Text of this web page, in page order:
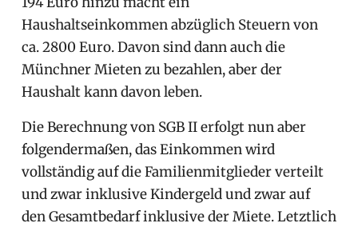
Haushaltseinkommen abzüglich Steuern von
ca. 2800 Euro. Davon sind dann auch die
Münchner Mieten zu bezahlen, aber der
Haushalt kann davon leben.
Die Berechnung von SGB II erfolgt nun aber
folgendermaßen, das Einkommen wird
vollständig auf die Familienmitglieder verteilt
und zwar inklusive Kindergeld und zwar auf
den Gesamtbedarf inklusive der Miete. Letztlich